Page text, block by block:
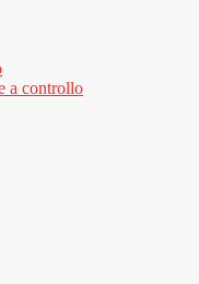
a controllo